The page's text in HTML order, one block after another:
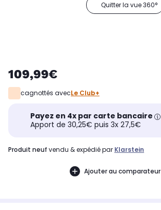
Quitter la vue 360°
109,99€
cagnottés avecLe Club+
Payez en 4x par carte bancaire
Apport de 30,25€ puis 3x 27,5€
produit neuf vendu & expédié par Klarstein
Ajouter au comparateur